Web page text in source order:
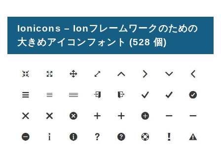
Ionicons – Ionフレームワークのための
大きめアイコンフォント (528 個)